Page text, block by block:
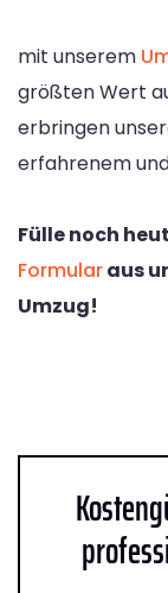
mit unserem
größten Wert
erbringen
erfahrenem
Fülle noch
Formularaus
Umzug!